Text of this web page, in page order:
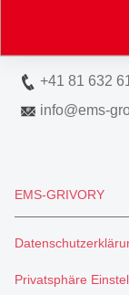
+41 81 632
info@ems-
EMS-GRIVORY
Privatsphäre